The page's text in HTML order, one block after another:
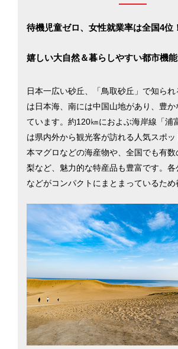
待機児童ゼロ、女性就業率は全国4位
嬉しい大自然＆暮らしやすい都市機能
日本一広い砂丘、「鳥取砂丘」で知られ
は日本海、南には中国山地があり、豊
ています。約120㎞におよぶ海岸線「浦
は県内外から観光客が訪れる人気スポ
本マグロなどの海産物や、全国でも有数
梨など、魅力的な特産品も豊富です。各
などがコンパクトにまとまっているため
を誇ります。都市部から20分も車を走
然に触れることができ、子育て世帯に
っています。羽田空港まで約1時間20分
へも好アクセス。鳥取市と米子市を中
移住を検討するのに役立つ情報を掲載し